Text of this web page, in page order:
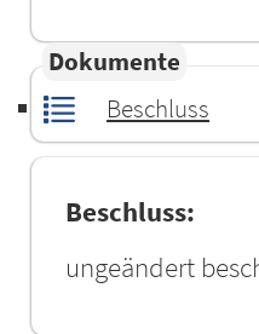
Dokumente
Beschluss
Beschluss:
ungeändert